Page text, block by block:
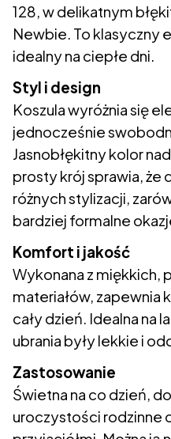
128, w delikatnym
Newbie. To klasyczny
idealny na ciepłe dni.
Styl i design
Koszula wyróżnia się
jednocześnie
Jasnobłękitny kolor
prosty krój sprawia, że
różnych stylizacji,
bardziej formalne
Komfort i jakość
Wykonana z miękkich,
materiałów, zapewnia
cały dzień. Idealna na
ubrania były lekkie i
Zastosowanie
Świetna na co dzień,
uroczystości rodzinne